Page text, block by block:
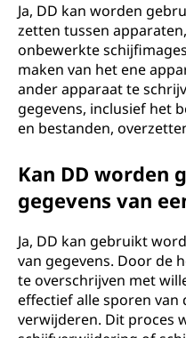
Ja, DD kan worden
zetten tussen
onbewerkte
maken van het ene
ander apparaat te
gegevens, inclusief het
en bestanden,
Kan DD worden
gegevens van
Ja, DD kan gebruikt
van gegevens. Door de
te overschrijven met
effectief alle sporen van
verwijderen. Dit proces